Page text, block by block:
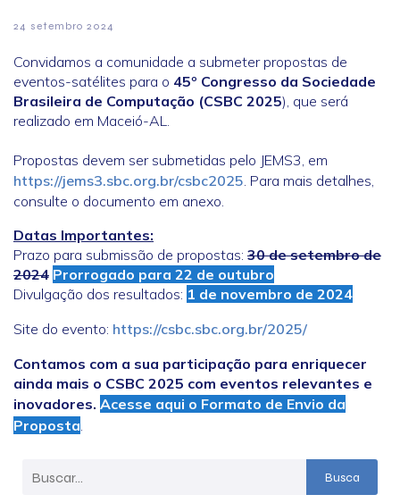
24 setembro 2024
Convidamos a comunidade a submeter propostas de
eventos-satélites para o 45º Congresso da Sociedade
Brasileira de Computação (CSBC 2025), que será
realizado em Maceió-AL.
Propostas devem ser submetidas pelo JEMS3, em
https://jems3.sbc.org.br/csbc2025. Para mais detalhes,
consulte o documento em anexo.
Datas Importantes:
Prazo para submissão de propostas: 30 de setembro de
2024 Prorrogado para 22 de outubro
Divulgação dos resultados: 1 de novembro de 2024
Site do evento: https://csbc.sbc.org.br/2025/
Contamos com a sua participação para enriquecer
ainda mais o CSBC 2025 com eventos relevantes e
inovadores. Acesse aqui o Formato de Envio da
Proposta.
Busca